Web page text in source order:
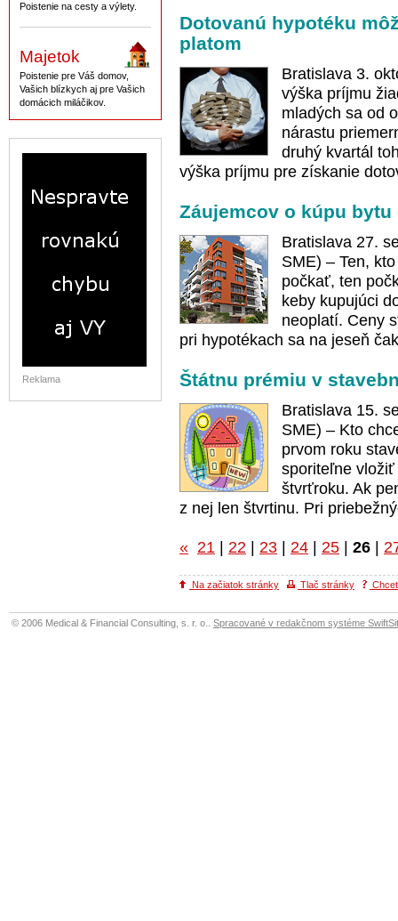
Poistenie na cesty a výlety.
Majetok
Poistenie pre Váš domov,
Vašich blízkych aj pre Vašich
domácich miláčikov.
Reklama
Dotovanú hypotéku
platom
Bratislava 3.
výška príjmu
mladých sa od
nárastu
druhý kvartál
výška príjmu pre získanie
Záujemcov o kúpu
Bratislava 27.
SME) – Ten,
počkať, ten
keby kupujúci
neoplatí. Ceny
pri hypotékach sa na jeseň
Štátnu prémiu v
Bratislava 15.
SME) – Kto
prvom roku
sporiteľne
štvrťroku. Ak
z nej len štvrtinu. Pri
« 21 22 23 24 25 26
Na začiatok stránky Tlač stránky
© 2006 Medical & Financial Consulting, s. r. o.. Spracované v redakčnom systéme